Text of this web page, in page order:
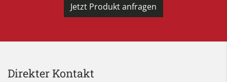
Jetzt Produkt anfragen
Direkter Kontakt